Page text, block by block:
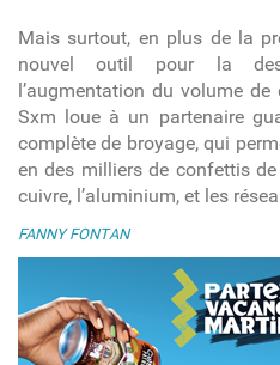
Mais surtout, en plus de la
nouvel outil pour la
l’augmentation du volume
Sxm loue à un partenaire
complète de broyage, qui
en des milliers de confettis
cuivre, l’aluminium, et les
FANNY FONTAN